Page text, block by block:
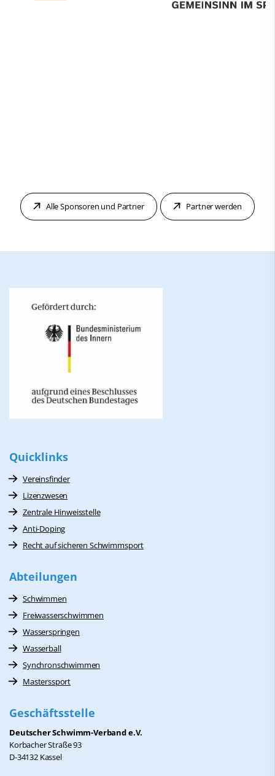
Alle Sponsoren und Partner Partner werden
Quicklinks
Vereinsfinder
Lizenzwesen
Zentrale Hinweisstelle
Anti-Doping
Recht auf sicheren Schwimmsport
Abteilungen
Schwimmen
Freiwasserschwimmen
Wasserspringen
Wasserball
Synchronschwimmen
Masterssport
Geschäftsstelle
Deutscher Schwimm-Verband e.V.
Korbacher Straße 93
D-34132 Kassel